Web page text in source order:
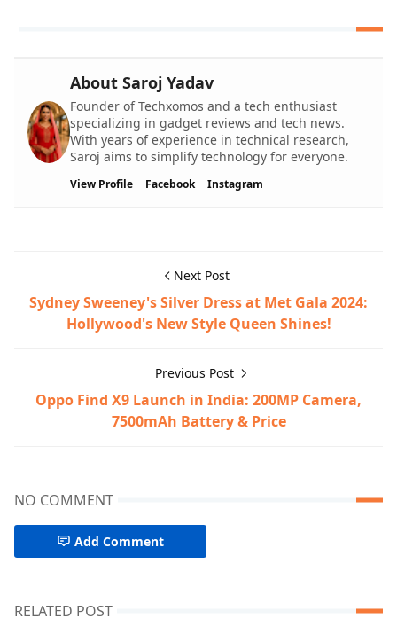
About Saroj Yadav
Founder of Techxomos and a tech enthusiast
specializing in gadget reviews and tech news.
With years of experience in technical research,
Saroj aims to simplify technology for everyone.
View Profile Facebook Instagram
Next Post
Sydney Sweeney's Silver Dress at Met Gala 2024:
Hollywood's New Style Queen Shines!
Previous Post
Oppo Find X9 Launch in India: 200MP Camera,
7500mAh Battery & Price
NO COMMENT
Add Comment
RELATED POST